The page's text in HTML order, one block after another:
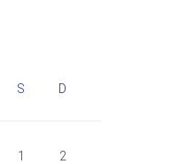
S D
1 2